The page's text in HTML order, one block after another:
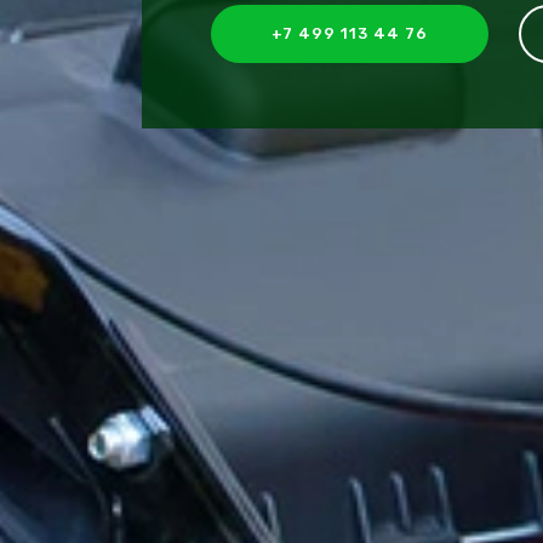
+7 499 113 44 76